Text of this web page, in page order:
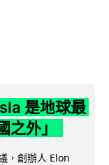
是地球最
外」
，創辦人 Elon